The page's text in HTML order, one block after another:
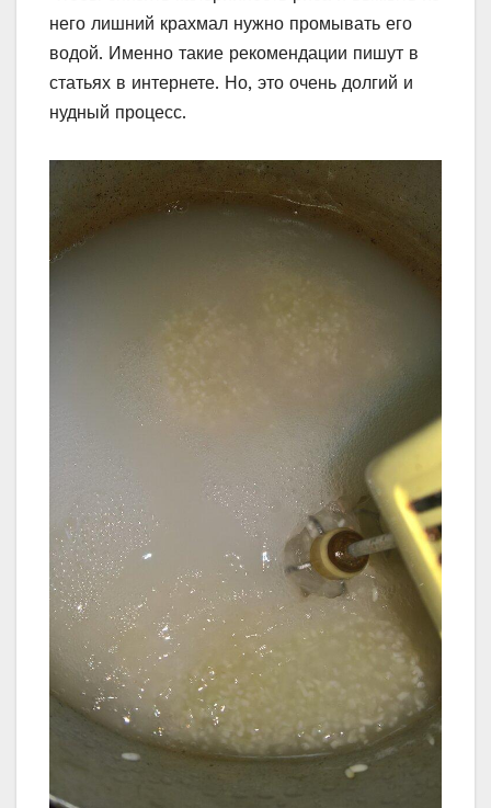
него лишний крахмал нужно промывать его
водой. Именно такие рекомендации пишут в
статьях в интернете. Но, это очень долгий и
нудный процесс.